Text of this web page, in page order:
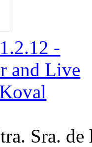
Sra. de